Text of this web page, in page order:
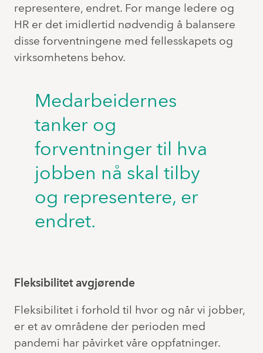
representere, endret. For mange ledere og
HR er det imidlertid nødvendig å balansere
disse forventningene med fellesskapets og
virksomhetens behov.
Medarbeidernes
tanker og
forventninger til hva
jobben nå skal tilby
og representere, er
endret.
Fleksibilitet avgjørende
Fleksibilitet i forhold til hvor og når vi jobber,
er et av områdene der perioden med
pandemi har påvirket våre oppfatninger.